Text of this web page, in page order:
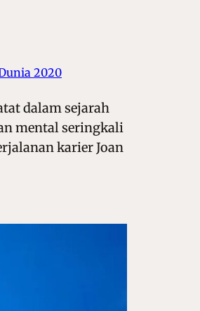
2020
dalam sejarah
mental seringkali
karier Joan